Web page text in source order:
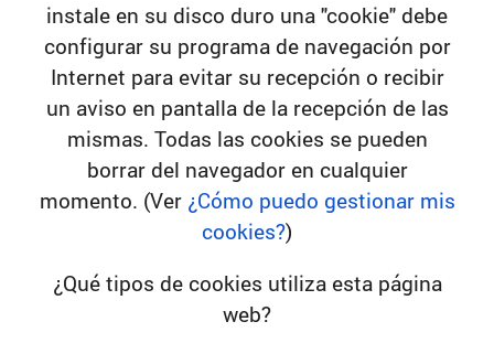
instale en su disco duro una "cookie" debe
configurar su programa de navegación por
Internet para evitar su recepción o recibir
un aviso en pantalla de la recepción de las
mismas. Todas las cookies se pueden
borrar del navegador en cualquier
momento. (Ver ¿Cómo puedo gestionar mis
cookies?)
¿Qué tipos de cookies utiliza esta página
web?